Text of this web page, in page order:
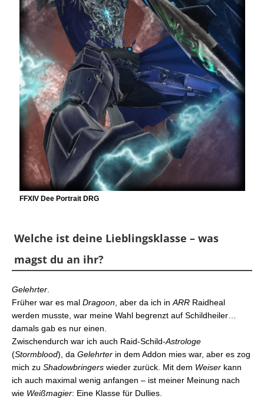
FFXIV Dee Portrait DRG
Welche ist deine Lieblingsklasse – was
magst du an ihr?
Gelehrter.
Früher war es mal Dragoon, aber da ich inARR Raidheal
werden musste, war meine Wahl begrenzt auf Schildheiler…
damals gab es nur einen.
Zwischendurch war ich auch Raid-Schild-Astrologe
(Stormblood), da Gelehrter in dem Addon mies war, aber es zog
mich zu Shadowbringers wieder zurück. Mit dem Weiser kann
ich auch maximal wenig anfangen – ist meiner Meinung nach
wie Weißmagier: Eine Klasse für Dullies.